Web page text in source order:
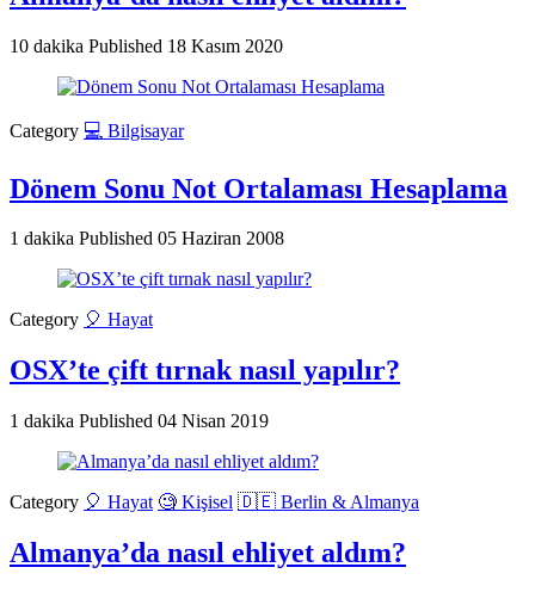
10 dakika Published 18 Kasım 2020
Category 💻 Bilgisayar
Dönem Sonu Not Ortalaması Hesaplama
1 dakika Published 05 Haziran 2008
Category 🎈 Hayat
OSX’te çift tırnak nasıl yapılır?
1 dakika Published 04 Nisan 2019
Category 🎈 Hayat 🧐 Kişisel 🇩🇪 Berlin & Almanya
Almanya’da nasıl ehliyet aldım?